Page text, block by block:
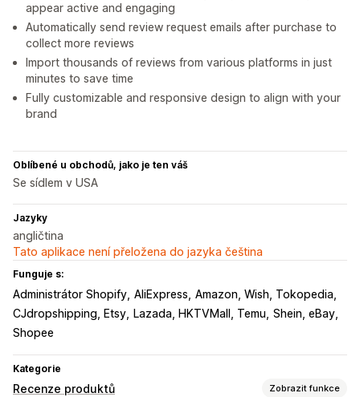
appear active and engaging
Automatically send review request emails after purchase to
collect more reviews
Import thousands of reviews from various platforms in just
minutes to save time
Fully customizable and responsive design to align with your
brand
Oblíbené u obchodů, jako je ten váš
Se sídlem v USA
Jazyky
angličtina
Tato aplikace není přeložena do jazyka čeština
Funguje s:
Administrátor Shopify AliExpress Amazon, Wish, Tokopedia
CJdropshipping, Etsy
Lazada, HKTVMall, Temu Shein, eBay
Shopee
Kategorie
Recenze produktů Zobrazit funkce